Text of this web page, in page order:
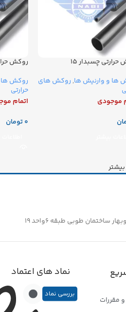
چسبدار ۱۵
ها و وارنیش ها, روکش های
موجودی
روکش
روکش ها
حرارتی
اتمام
تومان
طوبی طبقه ۶واحد ۱۹
مقررات
نماد های اعتماد
بررسی نماد